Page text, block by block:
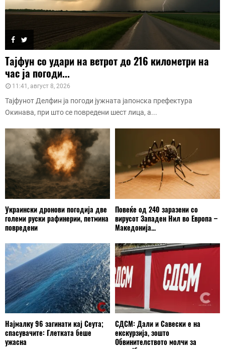
Тајфун со удари на ветрот до 216 километри на
час ја погоди...
11:41, август 8, 2026
Тајфунот Делфин ја погоди јужната јапонска префектура
Окинава, при што се повредени шест лица, а...
Украински дронови погодија две
големи руски рафинерии, петмина
повредени
Повеќе од 240 заразени со
вирусот Западен Нил во Европа –
Македонија...
Најмалку 96 загинати кај Сеута;
спасувачите: Глетката беше
ужасна
СДСМ: Дали и Савески е на
екскурзија, зошто
Обвинителството молчи за